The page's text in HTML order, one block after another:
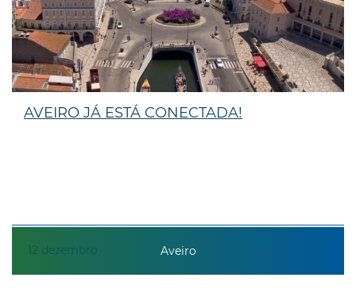
12 dezembro
AVEIRO JÁ ESTÁ CONECTADA!
Aveiro